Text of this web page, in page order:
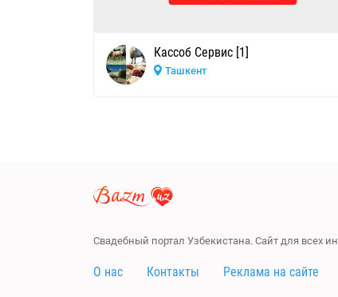
Кассоб Сервис [1]
Ташкент
Свадебный портал Узбекистана. Сайт для всех
О нас Контакты Реклама на сайте